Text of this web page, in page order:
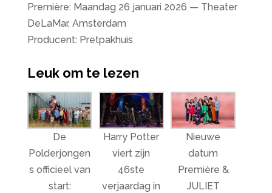
Première: Maandag 26 januari 2026 — Theater
DeLaMar, Amsterdam
Producent: Pretpakhuis
Leuk om te lezen
De
Polderjongen
s officieel van
start:
Harry Potter
viert zijn
46ste
verjaardag in
Nieuwe
datum
Première &
JULIET